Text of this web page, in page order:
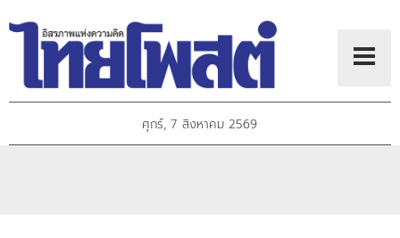
ศุกร์, 7 สิงหาคม 2569